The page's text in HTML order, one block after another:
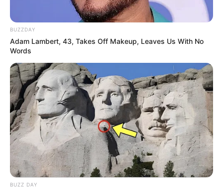
BUZZDAY
Adam Lambert, 43, Takes Off Makeup, Leaves Us With No
Words
BUZZ DAY